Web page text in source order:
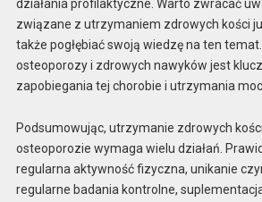
działania profilaktyczne. Warto zwracać
związane z utrzymaniem zdrowych kości
także pogłębiać swoją wiedzę na ten
osteoporozy i zdrowych nawyków jest
zapobiegania tej chorobie i utrzymania
Podsumowując, utrzymanie zdrowych
osteoporozie wymaga wielu działań.
regularna aktywność fizyczna, unikanie
regularne badania kontrolne,